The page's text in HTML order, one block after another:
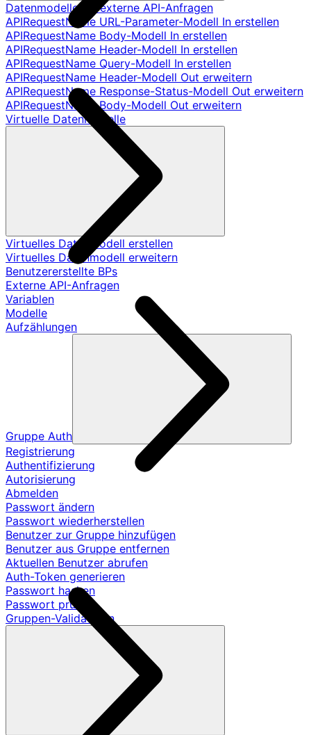
Datenmodelle für externe API-Anfragen
APIRequestName URL-Parameter-Modell In erstellen
APIRequestName Body-Modell In erstellen
APIRequestName Header-Modell In erstellen
APIRequestName Query-Modell In erstellen
APIRequestName Header-Modell Out erweitern
APIRequestName Response-Status-Modell Out erweitern
APIRequestName Body-Modell Out erweitern
Virtuelle Datenmodelle
Virtuelles Datenmodell erstellen
Virtuelles Datenmodell erweitern
Benutzererstellte BPs
Externe API-Anfragen
Variablen
Modelle
Aufzählungen
Gruppe Auth
Registrierung
Authentifizierung
Autorisierung
Abmelden
Passwort ändern
Passwort wiederherstellen
Benutzer zur Gruppe hinzufügen
Benutzer aus Gruppe entfernen
Aktuellen Benutzer abrufen
Auth-Token generieren
Passwort hashen
Passwort prüfen
Gruppen-Validatoren